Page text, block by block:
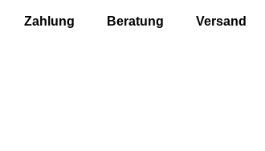
Zahlung Beratung Versand